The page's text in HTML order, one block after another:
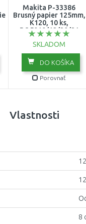
Makita P-33386
Brusný papier 125mm,
K120, 10 ks,
BO5010/12/20/21
SKLADOM
DO KOŠÍKA
Porovnať
Vlastnosti
8